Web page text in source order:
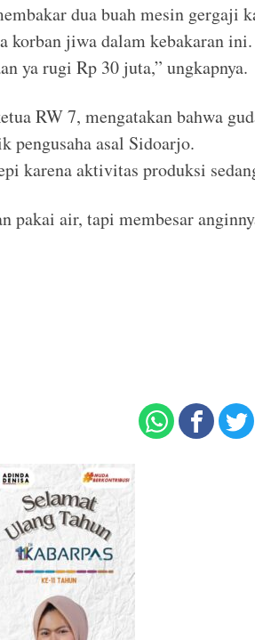
dua buah mesin gergaji
korban jiwa dalam kebakaran
ya rugi Rp 30 juta,” ungkapnya.
RW 7, mengatakan bahwa
pengusaha asal Sidoarjo.
karena aktivitas produksi
pakai air, tapi membesar